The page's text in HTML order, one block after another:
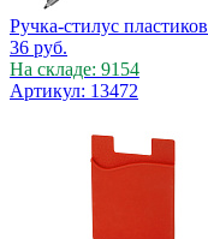
Ручка-стилус
36 руб.
На складе: 9154
Артикул: 13472